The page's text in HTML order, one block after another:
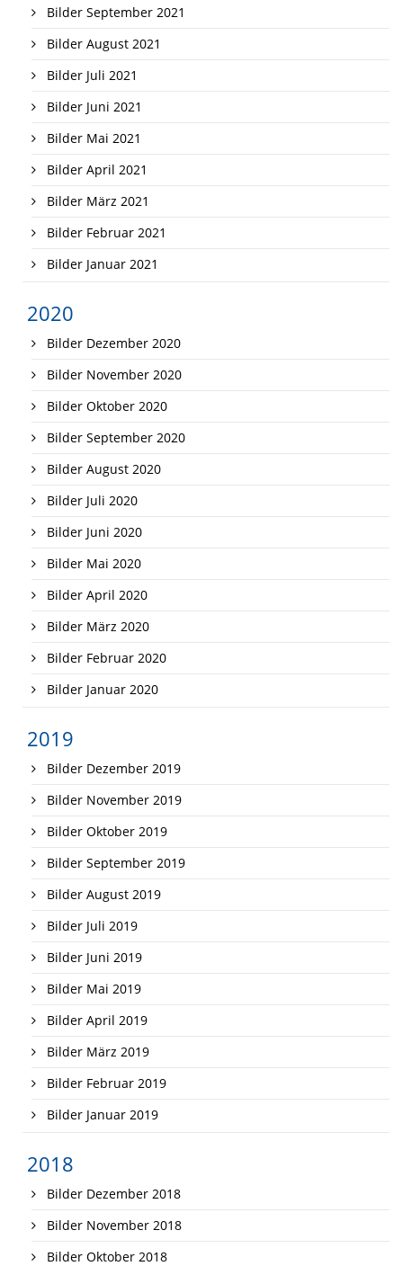
Bilder September 2021
Bilder August 2021
Bilder Juli 2021
Bilder Juni 2021
Bilder Mai 2021
Bilder April 2021
Bilder März 2021
Bilder Februar 2021
Bilder Januar 2021
2020
Bilder Dezember 2020
Bilder November 2020
Bilder Oktober 2020
Bilder September 2020
Bilder August 2020
Bilder Juli 2020
Bilder Juni 2020
Bilder Mai 2020
Bilder April 2020
Bilder März 2020
Bilder Februar 2020
Bilder Januar 2020
2019
Bilder Dezember 2019
Bilder November 2019
Bilder Oktober 2019
Bilder September 2019
Bilder August 2019
Bilder Juli 2019
Bilder Juni 2019
Bilder Mai 2019
Bilder April 2019
Bilder März 2019
Bilder Februar 2019
Bilder Januar 2019
2018
Bilder Dezember 2018
Bilder November 2018
Bilder Oktober 2018